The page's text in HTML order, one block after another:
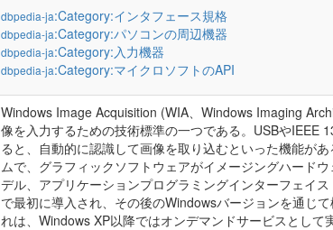
dbpedia-ja:Category:インタフェース規格
dbpedia-ja:Category:パソコンの周辺機器
dbpedia-ja:Category:入力機器
dbpedia-ja:Category:マイクロソフトのAPI
Windows Image Acquisition (WIA、Windows Imaging
像を入力するための技術標準の一つである。USBやIEEE
ると、自動的に認識して画像を取り込むといった機能が
ムで、グラフィックソフトウェアがイメージングハード
デル、アプリケーションプログラミングインターフェイ
で最初に導入され、その後のWindowsバージョンを通じ
れは、Windows XP以降ではオンデマンドサービスとして